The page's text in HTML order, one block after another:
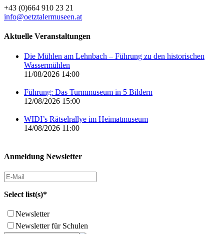
+43 (0)664 910 23 21
info@oetztalermuseen.at
Aktuelle Veranstaltungen
Die Mühlen am Lehnbach – Führung zu den historischen
Wassermühlen
11/08/2026 14:00
Führung: Das Turmmuseum in 5 Bildern
12/08/2026 15:00
WIDI’s Rätselrallye im Heimatmuseum
14/08/2026 11:00
Anmeldung Newsletter
Select list(s)*
Newsletter
Newsletter für Schulen